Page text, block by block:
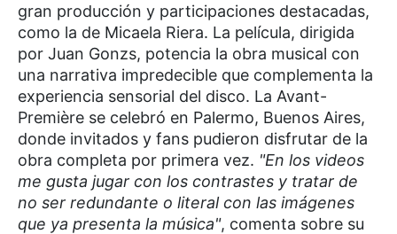
gran producción y participaciones destacadas,
como la de Micaela Riera. La película, dirigida
por Juan Gonzs, potencia la obra musical con
una narrativa impredecible que complementa la
experiencia sensorial del disco. La Avant-
Première se celebró en Palermo, Buenos Aires,
donde invitados y fans pudieron disfrutar de la
obra completa por primera vez. "En los videos
me gusta jugar con los contrastes y tratar de
no ser redundante o literal con las imágenes
que ya presenta la música", comenta sobre su